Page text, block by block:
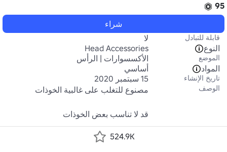
95
شراء
قابلة للتبادل
لا
النوع
Head Accessories
الموضع
الأكسسوارات | الرأس
المواد
أساسي
تاريخ الإنشاء 15 سبتمبر 2020
الوصف
قد لا تناسب بعض الخوذات
524.9K